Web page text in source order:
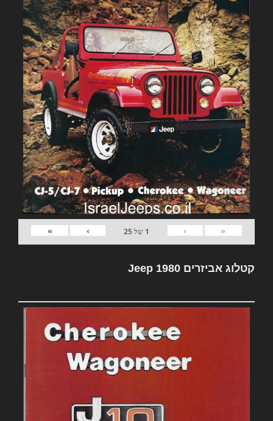
«
‹
1 של25
›
»
קטלוג אביזרים Jeep 1980